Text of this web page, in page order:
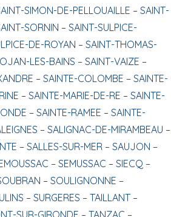
SIMON-DE-PELLOUAILLE – SAINT-
SORNIN –SAINT-SULPICE-
DE-ROYAN – SAINT-THOMAS-
LES-BAINS – SAINT-VAIZE –
– SAINTE-COLOMBE – SAINTE-
– SAINTE-MARIE-DE-RE – SAINTE-
– SAINTE-RAMEE – SAINTE-
– SALIGNAC-DE-MIRAMBEAU –
– SALLES-SUR-MER – SAUJON –
– SEMUSSAC – SIECQ –
– SOULIGNONNE –
–SURGERES – TAILLANT –
SUR-GIRONDE – TANZAC –